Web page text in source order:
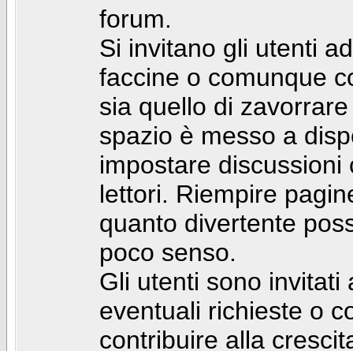
forum.
Si invitano gli utenti
faccine o comunque
sia quello di
spazio è messo a
impostare
lettori. Riempire
quanto divertente
poco senso.
Gli utenti sono invitati
eventuali richieste o
contribuire alla